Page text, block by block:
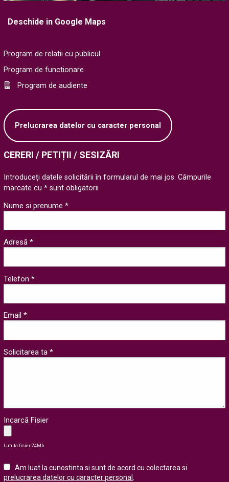
Deschide in Google Maps
Program de relatii cu publicul
Program de functionare
Program de audiente
Prelucrarea datelor cu caracter personal
CERERI / PETIȚII / SESIZĂRI
Introduceți datele solicitării în formularul de mai jos. Câmpurile
marcate cu * sunt obligatorii
Nume si prenume *
Adresă *
Telefon *
Email *
Solicitarea ta *
Incarcă Fisier
Limita fisier 24Mb
Am luat la cunostinta si sunt de acord cu colectarea si
prelucrarea datelor cu caracter personal